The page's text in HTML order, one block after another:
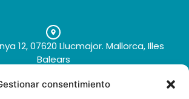
consentimiento
Finca es Llobets
12, 07620 Llucmajor. Mallorca, Illes
Balears
+34 971 66 91 62